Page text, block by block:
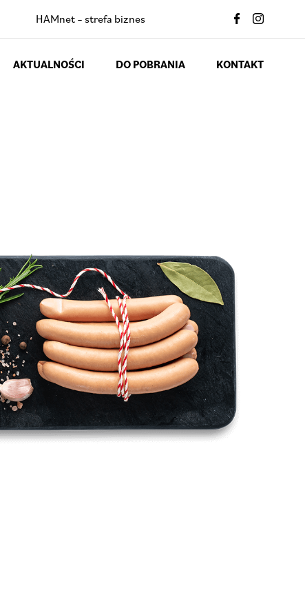
HAMnet – strefa biznes
AKTUALNOŚCI DO POBRANIA KONTAKT